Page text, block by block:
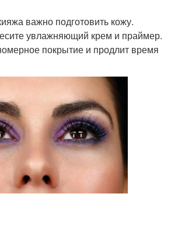
важно подготовить кожу.
увлажняющий крем и праймер.
покрытие и продлит время